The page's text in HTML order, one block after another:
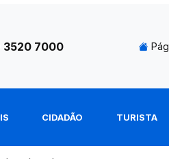
3520 7000
CIDADÃO TURISTA